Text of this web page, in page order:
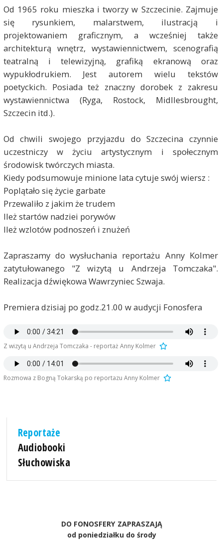
Od 1965 roku mieszka i tworzy w Szczecinie. Zajmuje
się rysunkiem, malarstwem, ilustracją i
projektowaniem graficznym, a wcześniej także
architekturą wnętrz, wystawiennictwem, scenografią
teatralną i telewizyjną, grafiką ekranową oraz
wypukłodrukiem. Jest autorem wielu tekstów
poetyckich. Posiada też znaczny dorobek z zakresu
wystawiennictwa (Ryga, Rostock, Midllesbrought,
Szczecin itd.).
Od chwili swojego przyjazdu do Szczecina czynnie
uczestniczy w życiu artystycznym i społecznym
środowisk twórczych miasta.
Kiedy podsumowuje minione lata cytuje swój wiersz :
Poplątało się życie garbate
Przewaliło z jakim że trudem
Ileż startów nadziei porywów
Ileż wzlotów podnoszeń i znużeń
Zapraszamy do wysłuchania reportażu Anny Kolmer
zatytułowanego "Z wizytą u Andrzeja Tomczaka".
Realizacja dźwiękowa Wawrzyniec Szwaja.
Premiera dzisiaj po godz.21.00 w audycji Fonosfera
Z wizytą u Andrzeja Tomczaka - reportaż Anny Kolmer
Rozmowa z Bogną Tokarską po reportazu Anny Kolmer
Reportaże
Audiobooki
Słuchowiska
DO FONOSFERY ZAPRASZAJĄ
od poniedziałku do środy